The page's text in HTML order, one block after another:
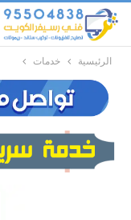
الرئيسية خدمات